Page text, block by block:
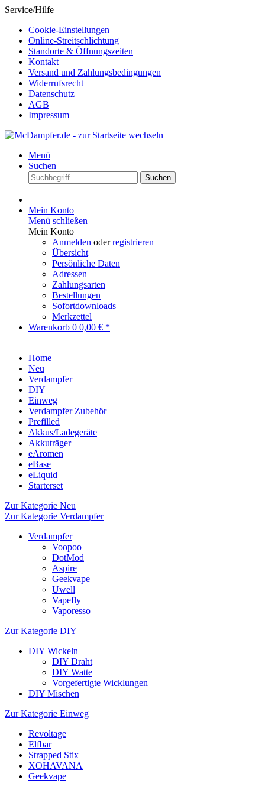
Service/Hilfe
Cookie-Einstellungen
Online-Streitschlichtung
Standorte & Öffnungszeiten
Kontakt
Versand und Zahlungsbedingungen
Widerrufsrecht
Datenschutz
AGB
Impressum
Menü
Suchen
Suchen
Mein Konto
Menü schließen
Mein Konto
Anmelden oderregistrieren
Übersicht
Persönliche Daten
Adressen
Zahlungsarten
Bestellungen
Sofortdownloads
Merkzettel
Warenkorb 0 0,00 € *
Home
Neu
Verdampfer
DIY
Einweg
Verdampfer Zubehör
Prefilled
Akkus/Ladegeräte
Akkuträger
eAromen
eBase
eLiquid
Starterset
Zur Kategorie Neu
Zur Kategorie Verdampfer
Verdampfer
Voopoo
DotMod
Aspire
Geekvape
Uwell
Vapefly
Vaporesso
Zur Kategorie DIY
DIY Wickeln
DIY Draht
DIY Watte
Vorgefertigte Wicklungen
DIY Mischen
Zur Kategorie Einweg
Revoltage
Elfbar
Strapped Stix
XOHAVANA
Geekvape